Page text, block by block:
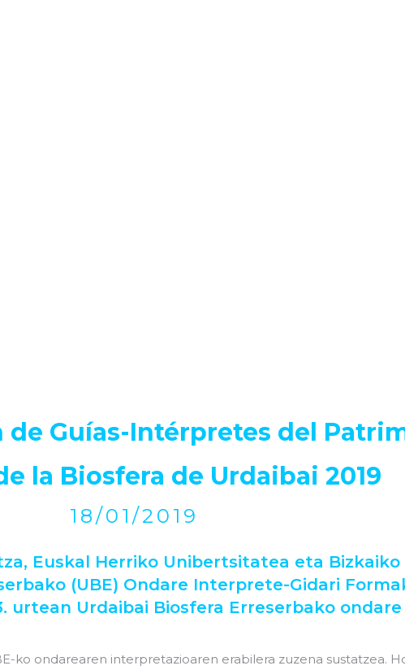
de Guías-Intérpretes del
la Biosfera de Urdaibai 2019
18/01/2019
Euskal Herriko Unibertsitatea eta
(UBE) Ondare Interprete-Gidari
urtean Urdaibai Biosfera Erreserbako
ko ondarearen interpretazioaren erabilera zuzena sustatzea.